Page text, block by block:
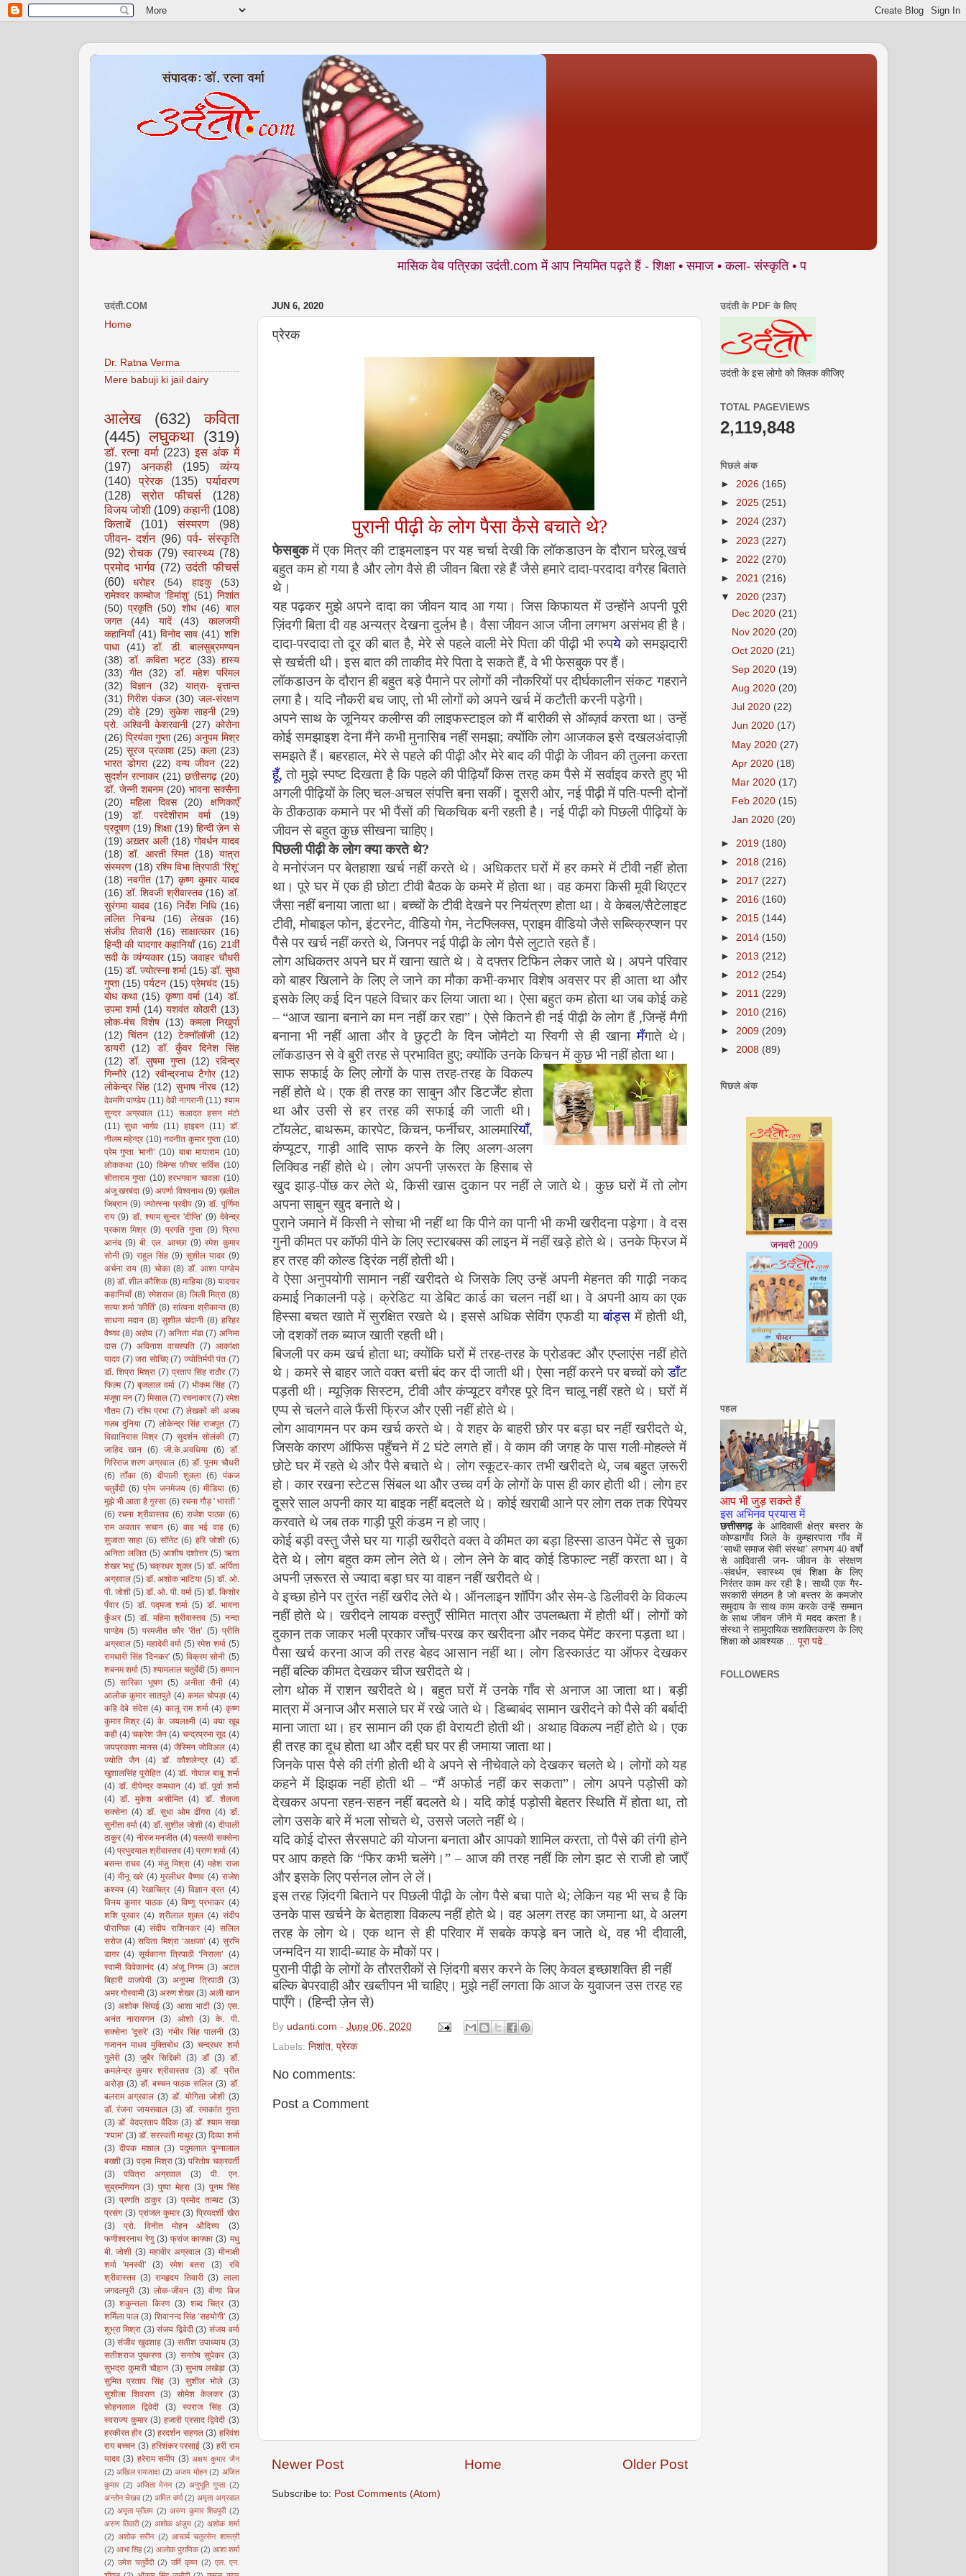
मासिक वेब पत्रिका उदंती.com में आप नियमित पढ़ते हैं - शिक्षा • समाज • कला- संस्कृति • पर्यावरण आदि से जुड़े ज्वलंत मुद्दों पर आलेख,
JUN 6, 2020
प्रेरक
पुरानी पीढ़ी के लोग पैसा कैसे बचाते थे?
फेसबुकमें एक मित्र की टाइमलाइन पर यह चर्चा देखी कि लॉकडाउन के दौरान घरेलू खर्च
बहुत कम हो गया है और लोग वैसे ही जीवन बिता रहे हैं जैसे हमारे दादा-परदादा वगैरह बिताते
थे।
यह पढ़कर मुझे अपने दादा का जीवन याद आ गया। जिस किफायत में उन्होंने अपनी पूरी
ज़िंदगी बिता दी वह अन्यत्र देखना दुर्लभ है। वैसा जीवन आज जीना लगभग असंभव ही है।
दादा-परदादा तो दूर की बात है,मेरे से पहले वाली मेरे पिता की पीढ़ी भी रुपये को समझदारी
से खर्चती थी। इस बात की ताकीद मेरे पिता दे सकते हैं,वे भी फेसबुक पर हैं।
लॉकडाउन के दौरान ही बहुत बड़े पैमाने पर लोगों की नौकरियों पर दीर्घकालीन संकट गहराने
लगा है। यदि नौकरी बच जाए, तो भी लोगों को अपने खर्च में कटौती करनी पड़ेगी।
अपने साथ के जूनियर कलीग्स की लाइफस्टाइल को मैं बारीकी से ऑब्ज़र्व करता था। उन्हें
कोई समझाइश देना मैंने कभी मुनासिब नहीं समझा; क्योंकि लोग आजकल इसे दखलअंदाज़ी
समझते हैं। बहरहाल,मेरे से पहले की पीढ़ी और मेरे बाद की पीढ़ी के जीवन की तुलना करता
हूँ, तो मुझे स्पष्ट दिखता है कि पहले की पीढ़ियाँ किस तरह कम पैसे में सर्वाइव करते हुए भी
अगली पीढ़ियों के लिए चल-अचल संपत्ति बना सकीं। दूसरी ओर,नई पीढ़ी में पति-पत्नी दोनों
के ठीकठाक कमाने पर भी पैंसों की चिकचिक बनी रहती है। नई पीढ़ी को पिछली पीढ़ियों के
जीवन से बहुत कुछ सीखना चाहिए।
पिछली पीढ़ी के लोग क्या करते थे?
वे मनोरंजन पर बेतहाशा खर्च नहीं करते थे। अधिकतरघरों में हर कमरे में टीवी नहीं होता
था। पूरे घर में एक ही छोटा टीवी बैठक के कमरे में होता था। वह कमरा किसी मूवी थिएटर
जैसा नहीं बनाया जाता था। बच्चों के टीवी देखने पर नियंत्रण होता था। वे केबल/सैटेलाइट
टीवी,मोबाइल फोन,इंटरनेट,वीडियो गेम,नेटफ्लिक्स,प्राइम वीडियो जैसे सब्स्क्रिप्शन पर
पैसे पर खर्च नहीं करते थे,जिनपर नई पीढ़ी के लोग पैसे लुटाते रहते हैं।
लोग अधिकतर अपने घर में खाना खाते थे। वे दफ्तर टिफिन लेकर जाते थे। अपने परिवार
को बाहर खिलाने के लिए ले जाने का मौका कभी-कभार विशेष अवसर पर ही आता था और
इसके लिए कई दिन पहले विचार कर लिया जाता था। ऐसा बहुत कम होता था जब कोई कहे
– “आज खाना बनाने का मन नहीं कर रहा” । ऐसे कितने ही नई पीढ़ी के लोग हैं ,जिन्हें मैगी
बनाना भी नहीं आता और वे छुट्टी के दिन जोमैटो या स्विगी से ही खानामँगाते थे।
लॉकडाउन से वे बुरी तरह से प्रभावित हुए;क्योंकि उनके किचन में कुछ भी नहीं होता था।
साफ सफाई के लिए लोगों के पास तरह-तरह के विकल्प
नहीं होते थे। एक ही तरह का साबुन और डिटर्जेंट होता
था और उसी से हर तरह की सफाई की जाती थी।
टॉयलेट,बाथरूम,कारपेट,किचन,फर्नीचर, आलमारियाँ,
कंप्यूटर,गाड़ी आदि साफ करने के लिए अलग-अलग
लिक्विड नहीं होते थे। लोग अपनी ज़रूरत के हिसाब से
खुद झाड़-पोंछ कर लेते थे,किसी खास दुकान पर नहीं ले जाते थे। कुछ घरों में तो लोग
अपना साबुन खुद बनाते थे।
पुराने जमाने में किसी ने सोचा भी नहीं था कि पीने का पानी भी कभी खरीदना पड़ेगा। वे दस
गुनी कीमत पर कॉफी पीने के लिए स्टारबक्स की लाइन में नहीं खड़े होते थे। उनके फ्रिज में
हर तरह की कोल्ड ड्रिंक नहीं होती थी।
वे ऐसा अनुपयोगी सामान नहीं खरीदते थे जिसके लिए उन्हें अपनी मेहनत की गाढ़ी नकद
कमाई निकालनी पड़े। क्रेडिट या डेबिट कार्ड का चलन नहीं था। वे अपनी आय का एक
हिस्सा बचत खाते में सुरक्षित रखते थे। इससे अधिक सेविंग एफडी याबांड्समें होती थी,
जो दशकों तक ब्याज खाती रहती थी।
बिजली पर कम खर्च होता था; क्योंकि घरों में तरह-तरह के प्रोडक्ट और एप्लाएंस नहीं होते
थे। कमरे से बाहर जाते वक्त बत्ती बंद कर दी जाती थी। ऐसा नहीं करने पर बच्चों कोडाँट
पड़ती थी। म्यूज़िक सिस्टम,टीवी और कंप्यूटर वगैरह पूरे दिन चालू नहीं रहते थे। घरों में
एप्प से चलने वाले फैंसी फ्रिज और एसी नहीं होते थे।
लोग आवागमन पर कम खर्च करते थे। वे शहर के बाहरी छोर पर बड़ा घर नहीं खरीदते थे,
जिसके कारण ऑफिस पहुँचने में 2घंटे लगते हों। वे काम की जगह के पास गली-मोहल्ले में
छोटे घर में रहते थे और पैसे बचाते थे। लोग स्कूटर-कार तभी खरीदते थे, जब बहुत ज़रूरी
हो। कार रखना स्टेटस सिंबल था और उच्च वर्ग के लोगों के पास ही कार होती थी। लोग हर
दूसरे साल अपनी कार या बाइक नहीं बदलते थे। कोई खराबी आने पर लोग तक तक रिपेयर
करवाते थे जब तक गाड़ी पूरी कंडम न हो जाए।
कोई बड़ी वस्तु जैसे घर या गाड़ी खरीदते वक्त वे कीमत का बड़ा हिस्सा डाउन पेमेंट से चुका
देते थे। लोग बहुत कम लोन लेते थे। लोन लेने के बाद कोई डिफाल्ट नहीं करता था। वे
अपनी ज़रूरत से ज्यादा बड़ा घर या वाहन नहीं खरीदते थे।
वे इच्छा होने पर तुरंत नहीं खरीद लेते थे। ऑनलाइन शॉपिंग और सेम-डे डिलीवरी के विकल्प
नहीं होते थे। खरीदने लायक वस्तुएँ सीमित मात्रा और उपलब्धता में होती थीं। लोगों को
दुकान तक जाकर भली प्रकार जाँच-परख कर खरीदना और नकद पेमेंट करना पड़ता था।
पैसा खर्च करना आज की तरह बेहद आसान नहीं था। लोग डिस्काउंट या ऑफर देखकर
नहीं बल्कि कीमत देखकर चीज खरीदते थे।
लोग थोक में राशन खरीदते थे। बहुत घरों में उनके गाँव से अनाज आ जाता था। बड़ी
मात्रा में अनाज और मसाले घर में रखे जाते थे। डिब्बाबंद सामान खरीदने को पैसे की बर्बादी
माना जाता था। हर सामान की एक ही वेरायटी होती थी। अथाह विकल्प नहीं होते थे। एक
ही तरह का दूध होता था और दही घर पर ही जमाया जाता था।
जिनके पास पैसे की तंगी होती थी वे अपने से नीचेवाले को देखकर चलते थे। लोगों को यह
कहने में झिझक नहीं होती थी – “मैं अफोर्ड नहीं कर सकता”। लोग अपने पड़ोसी को
देखकर अपना रहन-सहन नहीं बदलते थे। यदि कोई पड़ोसी बेहतर स्थिति में होता था, तो
लोग उसके बारे में भला सोचते थे,उससे जलते नहीं थे।
यदि कोई दोस्त सैरसपाटे की योजना बनाता और आपको शामिल करता,तो पैसे की तंगी होने
पर आप कहते कि “फिर कभी चलेंगे।” –आज की तरह नहीं कि लोग झट से राजी हो जाएँ
और इसके लिए पर्सनल लोन ले लें।
इस तरह ज़िंदगी बिताने पर पिछली पीढ़ी के लोग पैसे बचा पाते थे; लेकिन यह भी सच है कि
उनके पास खर्चने के बेतहाशा विकल्प नहीं होते थे। वह अलग तरह का जमाना था,वे अलग
तरह के लोग थे। एक थान से ही परिवार में सबके कपड़े बन जाते थे,वह भी दीवाली,
जन्मदिन या शादी-ब्याह के मौकों पर।
पुरानी पीढ़ी के लोगों के तौरतरीकों से ज़िंदगी बसर करने के लिए केवल इच्छाशक्ति ही नहीं
बल्कि बेपरवाही और खब्तीपन भी चाहिए। मुझे नहीं लगता कि आज के युवाजन उस तरह रह
पाएँगे। (हिन्दी ज़ेन से)
By udanti.com - June 06, 2020
Labels: निशांत, प्रेरक
No comments:
Post a Comment
Newer Post Older Post
Home
Subscribe to: Post Comments (Atom)
उदंती.COM
Home
Dr. Ratna Verma
Mere babuji ki jail dairy
आलेख (632)
कविता
(445) लघुकथा (319)
डॉ. रत्ना वर्मा (223) इस अंक में
(197)
अनकही (195)
व्यंग्य
(140)
प्रेरक (135)
पर्यावरण
(128)
स्रोत फीचर्स
(128)
विजय जोशी (109) कहानी (108)
किताबें
(101) संस्मरण
(98)
जीवन- दर्शन (96) पर्व- संस्कृति
(92) रोचक (79) स्वास्थ्य (78)
प्रमोद भार्गव (72) उदंती फीचर्स
(60)
धरोहर (54) हाइकु
(53)
रामेश्वर काम्बोज ‘हिमांशु’ (51) निशांत
(50) प्रकृति (50) शोध (46) बाल
जगत
(44) यादें (43)
कालजयी
कहानियाँ (41) विनोद साव (41) शशि
पाधा
(41)
डॉ. डी. बालसुब्रमण्यन
(38) डॉ. कविता भट्ट (33) हास्य
(33)
गीत (32)
डॉ. महेश परिमल
(32)
विज्ञान (32)
यात्रा- वृत्तान्त
(31) गिरीश पंकज (30) जल-संरक्षण
(29) दोहे (29) सुकेश साहनी (29)
प्रो. अश्विनी केशरवानी (27) कोरोना
(26) प्रियंका गुप्ता (26) अनुपम मिश्र
(25) सूरज प्रकाश (25) कला (23)
भारत डोगरा (22) वन्य जीवन (22)
सुदर्शन रत्नाकर (21) छत्तीसगढ़ (20)
डॉ. जेन्नी शबनम (20) भावना सक्सैना
(20)
महिला दिवस (20)
क्षणिकाएँ
(19)
डॉ. परदेशीराम वर्मा
(19)
प्रदूषण (19) शिक्षा (19) हिन्दी ज़ेन से
(19) अख़्तर अली (18) गोवर्धन यादव
(18) डॉ. आरती स्मित (18) यात्रा
संस्मरण (18) रश्मि विभा त्रिपाठी 'रिशू'
(18) नवगीत (17) कृष्ण कुमार यादव
(16) डॉ. शिवजी श्रीवास्तव (16) डॉ.
सुरंगमा यादव (16) निर्देश निधि (16)
ललित निबन्ध
(16) लेखक
(16)
संजीव तिवारी (16) साक्षात्कार (16)
हिन्दी की यादगार कहानियाँ (16) 21वीं
सदी के व्यंग्यकार (15) जवाहर चौधरी
(15) डॉ. ज्योत्स्ना शर्मा (15) डॉ. सुधा
गुप्ता (15) पर्यटन (15) प्रेमचंद (15)
बोध कथा (15) कृष्णा वर्मा (14) डॉ.
उपमा शर्मा (14) यशवंत कोठारी (13)
लोक-मंच विशेष
(13) कमला निखुर्पा
(12) चिंतन (12) टेक्नॉलॉजी
(12)
डायरी
(12)
डॉ. कुँवर दिनेश सिंह
(12) डॉ. सुषमा गुप्ता (12) रविन्द्र
गिन्नौरे (12) रवीन्द्रनाथ टैगोर (12)
लोकेन्द्र सिंह (12) सुभाष नीरव (12)
देवमणि पाण्डेय (11) देवी नागरानी (11) श्याम
सुन्दर अग्रवाल (11) सआदत हसन मंटो
(11) सुधा भार्गव (11) हाइबन (11) डॉ.
नीलम महेन्द्र (10) नवनीत कुमार गुप्ता (10)
प्रेम गुप्ता 'मानी’ (10) बाबा मायाराम (10)
लोककथा (10) विमेन्स फीचर सर्विस (10)
सीताराम गुप्ता (10) हरभगवान चावला (10)
अंजू खरबंदा (9) अपर्णा विश्वनाथ (9) ख़लील
जिब्रान (9) ज्योत्स्ना प्रदीप (9) डॉ. पूर्णिमा
राय (9) डॉ. श्याम सुन्दर 'दीप्ति' (9) देवेन्द्र
प्रकाश मिश्र (9) प्रगति गुप्ता (9) प्रिया
आनंद (9) बी. एल. आच्छा (9) रमेश कुमार
सोनी (9) राहुल सिंह (9) सुशील यादव (9)
अर्चना राय (8) चोका (8) डॉ. आशा पाण्डेय
(8) डॉ. शील कौशिक (8) माहिया (8) यादगार
कहानियाँ (8) रमेशराज (8) लिली मित्रा (8)
सत्या शर्मा 'कीर्ति' (8) सांत्वना श्रीकान्त (8)
साधना मदान (8) सुशील चंदानी (8) हरिहर
वैष्णव (8) अज्ञेय (7) अनिता मंडा (7) अनिमा
दास (7) अविनाश वाचस्पति (7) आकांक्षा
यादव (7) जरा सोचिए (7) ज्योतिर्मयी पंत (7)
डॉ. शिप्रा मिश्रा (7) प्रताप सिंह राठौर (7)
फिल्म (7) बृजलाल वर्मा (7) भीकम सिंह (7)
मंजूषा मन (7) मिसाल (7) रचनाकार (7) रमेश
गौतम (7) रश्मि प्रभा (7) लेखकों की अजब
गज़ब दुनिया (7) लोकेन्द्र सिंह राजपूत (7)
विद्यानिवास मिश्र (7) सुदर्शन सोलंकी (7)
जाहिद खान (6) जी.के.अवधिया (6) डॉ.
गिरिराज शरण अग्रवाल (6) डॉ. पूनम चौधरी
(6) ताँका (6) दीपाली शुक्ला (6) पंकज
चतुर्वेदी (6) प्रेम जनमेजय (6) मीडिया (6)
मुझे भी आता है गुस्सा (6) रचना गौड़ ' भारती '
(6) रचना श्रीवास्तव (6) राजेश पाठक (6)
राम अवतार सचान (6) वाह भई वाह (6)
सुजाता साहा (6) सॉनेट (6) हरि जोशी (6)
अनिता ललित (5) आशीष दशोत्तर (5) ऋता
शेखर 'मधु' (5) चक्रधर शुक्ल (5) डॉ. अर्पिता
अग्रवाल (5) डॉ. अशोक भाटिया (5) डॉ. ओ.
पी. जोशी (5) डॉ. ओ. पी. वर्मा (5) डॉ. किशोर
पँवार (5) डॉ. पद्मजा शर्मा (5) डॉ. भावना
कुँअर (5) डॉ. महिमा श्रीवास्तव (5) नन्दा
पाण्डेय (5) परमजीत कौर 'रीत’ (5) प्रीति
अग्रवाल (5) महादेवी वर्मा (5) रमेश शर्मा (5)
रामधारी सिंह 'दिनकर' (5) विक्रम सोनी (5)
शबनम शर्मा (5) श्यामलाल चतुर्वेदी (5) सम्मान
(5) सारिका भूषण (5) अनीता सैनी (4)
आलोक कुमार सातपुते (4) कमल चोपड़ा (4)
कहि देबे संदेस (4) कालू राम शर्मा (4) कृष्ण
कुमार मिश्र (4) के. जयलक्ष्मी (4) क्या खूब
कही (4) चक्रेश जैन (4) चन्द्रप्रभा सूद (4)
जयप्रकाश मानस (4) जैस्मिन जोविअल (4)
ज्योति जैन
(4) डॉ. कौशलेन्द्र (4)
डॉ.
खुशालसिंह पुरोहित (4) डॉ. गोपाल बाबू शर्मा
(4) डॉ. दीपेन्द्र कमथान (4) डॉ. पूर्वा शर्मा
(4) डॉ. मुकेश असीमित (4) डॉ. शैलजा
सक्सेना (4) डॉ. सुधा ओम ढींगरा (4) डॉ.
सुनीता वर्मा (4) डॉ. सुशील जोशी (4) दीपाली
ठाकुर (4) नीरज मनजीत (4) पल्लवी सक्सेना
(4) प्रभुदयाल श्रीवास्तव (4) प्राण शर्मा (4)
बसन्त राघव (4) मंजु मिश्रा (4) महेश राजा
(4) मीनू खरे (4) मुरलीधर वैष्णव (4) राजेश
कश्यप (4) रेखाचित्र (4) विज्ञान व्रत (4)
विनय कुमार पाठक (4) विष्णु प्रभाकर (4)
शशि पुरवार (4) श्रीलाल शुक्ल (4) संदीप
पौराणिक (4) संदीप राशिनकर (4) सलिल
सरोज (4) सविता मिश्रा ‘अक्षजा’ (4) सुरभि
डागर (4) सूर्यकान्त त्रिपाठी ‘निराला’ (4)
स्वामी विवेकानंद (4) अंजू निगम (3) अटल
बिहारी वाजपेयी (3) अनुपमा त्रिपाठी (3)
अमर गोस्वामी (3) अरुण शेखर (3) अली खान
(3) अशोक सिंघई (3) आशा भाटी (3) एस.
अनंत नारायणन (3) ओशो (3) के. पी.
सक्सेना 'दूसरे' (3) गंभीर सिंह पालनी (3)
गजानन माधव मुक्तिबोध (3) चन्द्रधर शर्मा
गुलेरी (3) जुबैर सिद्दिकी (3) डॉ (3) डॉ.
कमलेन्द्र कुमार श्रीवास्तव (3) डॉ. प्रीत
अरोड़ा (3) डॉ. बच्चन पाठक सलिल (3) डॉ.
बलराम अग्रवाल (3) डॉ. योगिता जोशी (3)
डॉ. रंजना जायसवाल (3) डॉ. रमाकांत गुप्ता
(3) डॉ. वेदप्रताप वैदिक (3) डॉ. श्याम सखा
‘श्याम’ (3) डॉ. सरस्वती माथुर (3) दिव्या शर्मा
(3) दीपक मशाल (3) पदुमलाल पुन्नालाल
बख्शी (3) पद्मा मिश्रा (3) परितोष चक्रवर्ती
(3)
पवित्रा अग्रवाल (3)
पी. एन.
सुब्रमणियन (3) पुष्पा मेहरा (3) पूनम सिंह
(3) प्रणति ठाकुर (3) प्रमोद ताम्बट (3)
प्रसंग (3) प्रांजल कुमार (3) प्रियदर्शी खैरा
(3)
प्रो. विनीत मोहन औदिच्य
(3)
फणीश्वरनाथ रेणु (3) फ्रांज काफ्का (3) मधु
बी. जोशी (3) महावीर अग्रवाल (3) मीनाक्षी
शर्मा 'मनस्वी'
(3) रमेश बतरा (3)
रवि
श्रीवास्तव (3) रामहृदय तिवारी (3) लाला
जगदलपुरी (3) लोक-जीवन (3) वीणा विज
(3) शकुन्तला किरण (3) शब्द चित्र (3)
शर्मिला पाल (3) शिवानन्द सिंह ‘सहयोगी’ (3)
शुभ्रा मिश्रा (3) संजय द्विवेदी (3) संजय वर्मा
(3) संजीव खुदशाह (3) सतीश उपाध्याय (3)
सतीशराज पुष्करणा (3) सन्तोष सुपेकर (3)
सुभद्रा कुमारी चौहान (3) सुभाष लखेड़ा (3)
सुमित प्रताप सिंह (3) सुशील भोले (3)
सुशीला शिवराण
(3) सोमेश केलकर
(3)
सोहनलाल द्विवेदी
(3) स्वराज सिंह
(3)
स्वराज्य कुमार (3) हजारी प्रसाद द्विवेदी (3)
हरकीरत हीर (3) हरदर्शन सहगल (3) हरिवंश
राय बच्चन (3) हरिशंकर परसाई (3) हरी राम
यादव (3) हरेराम समीप (3) अक्षय कुमार जैन
(2) अखिल रायजादा (2) अजय मोहन (2) अजित
कुमार (2) अजिता मेनन (2) अनुभूति गुप्ता (2)
अन्तोन चेखव (2) अमित वर्मा (2) अमृता अग्रवाल
(2) अमृता प्रीतम (2) अरुण कुमार शिवपुरी (2)
अरुण तिवारी (2) अशोक अंजुम (2) अशोक शर्मा
(2) अशोक सरीन (2) आचार्य चतुरसेन शास्त्री
(2) आभा सिंह (2) आलोक पुराणिक (2) आशा शर्मा
(2) उमेश चतुर्वेदी (2) उर्मि कृष्ण (2) एल. एन.
उदंती के PDF के लिए
उदंती के इस लोगो को क्लिक कीजिए
TOTAL PAGEVIEWS
2,119,848
पिछले अंक
► 2026 (165)
► 2025 (251)
► 2024 (237)
► 2023 (227)
► 2022 (270)
► 2021 (216)
▼ 2020 (237)
Dec 2020 (21)
Nov 2020 (20)
Oct 2020 (21)
Sep 2020 (19)
Aug 2020 (20)
Jul 2020 (22)
Jun 2020 (17)
May 2020 (27)
Apr 2020 (18)
Mar 2020 (17)
Feb 2020 (15)
Jan 2020 (20)
► 2019 (180)
► 2018 (216)
► 2017 (227)
► 2016 (160)
► 2015 (144)
► 2014 (150)
► 2013 (212)
► 2012 (254)
► 2011 (229)
► 2010 (216)
► 2009 (209)
► 2008 (89)
पिछले अंक
अगस्त 2008
सितम्बर 2008
अक्टूबर 2008
नवंबर 2008
जनवरी 2009
फरवरी 2009
मार्च 2009
अप्रैल 2009
पहल
आप भी जुड़ सकते हैं
इस अभिनव प्रयास में
छत्तीसगढ़के आदिवासी क्षेत्र बस्तर के
कोण्डागाँव जिले के कुम्हारपारा गाँव में
‘साथी समाज सेवी संस्था’ लगभग 40 वर्षों
से आदिवासी जन- जीवन के संरक्षण
-संवर्धन, स्वास्थ्य एवं शिक्षा के लिए
निरंतर काम कर रही है। साथी एक गैर-
सरकारी संगठन है जो बस्तर के कमजोर
समुदाय के साथ काम करके उन्हें सम्मान
के साथ जीवन जीने में मदद करता है।
संस्था ने सामुदायिक सशक्तिकरण के लिए
शिक्षा को आवश्यक ... पूरा पढे..
FOLLOWERS